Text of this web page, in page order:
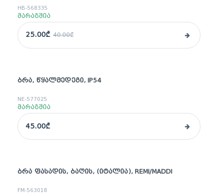
HB-568335
მარაგშია
25.00₾ 40.00₾
ᲑᲠᲐ, ᲬᲧᲐᲚᲛᲔᲓᲔᲒᲘ, IP54
NE-577025
მარაგშია
45.00₾
sale
ᲑᲠᲐ ᲤᲐᲡᲐᲓᲘᲡ, ᲑᲐᲦᲘᲡ, (ᲘᲢᲐᲚᲘᲐ), REMI/MADDI
FM-563018